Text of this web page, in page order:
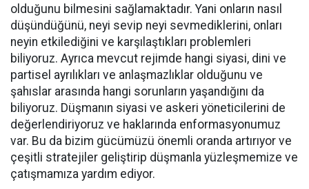
olduğunu bilmesini sağlamaktadır. Yani onların nasıl
düşündüğünü, neyi sevip neyi sevmediklerini, onları
neyin etkilediğini ve karşılaştıkları problemleri
biliyoruz. Ayrıca mevcut rejimde hangi siyasi, dini ve
partisel ayrılıkları ve anlaşmazlıklar olduğunu ve
şahıslar arasında hangi sorunların yaşandığını da
biliyoruz. Düşmanın siyasi ve askeri yöneticilerini de
değerlendiriyoruz ve haklarında enformasyonumuz
var. Bu da bizim gücümüzü önemli oranda artırıyor ve
çeşitli stratejiler geliştirip düşmanla yüzleşmemize ve
çatışmamıza yardım ediyor.